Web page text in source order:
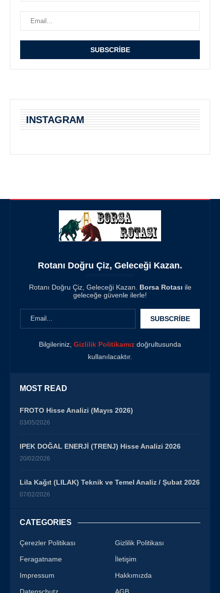
INSTAGRAM
CATEGORIES
Çerezler Politikası Gizlilik Politikası
Feragatname İletişim
Impressum Hakkımızda
Rotanı Doğru Çiz, Geleceği Kazan.
Rotanı Doğru Çiz, Geleceği Kazan. Borsa Rotası ile
geleceğe güvenle ilerle!
Bilgileriniz, Gizlilik Politikamız doğrultusunda
kullanılacaktır.
MOST READ
FROTO Hisse Analizi (Mayıs 2026)
03/05/2026
IPEK DOĞAL ENERJİ (TRENJ) Hisse Analizi 2026
20/02/2026
Lila Kağıt (LILAK) Teknik ve Temel Analiz / Şubat 2026
07/02/2026